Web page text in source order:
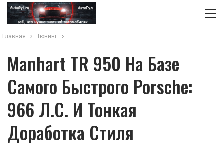
Главная Тюнинг
Manhart TR 950 На Базе
Самого Быстрого Porsche:
966 Л.с. И Тонкая
Доработка Стиля